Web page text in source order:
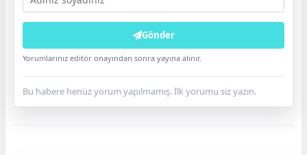
Gönder
Yorumlarınız editör onayından sonra yayına alınır.
Bu habere henüz yorum yapılmamış. İlk yorumu siz yazın.